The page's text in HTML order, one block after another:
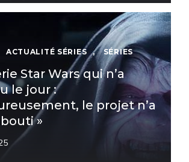
ACTUALITÉ SÉRIES , SÉRIES
Star Wars qui n’a
le jour :
le projet n’a
»